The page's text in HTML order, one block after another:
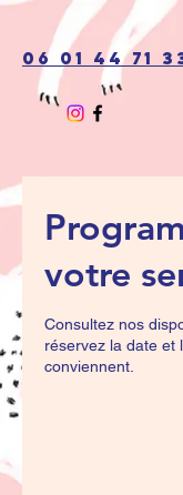
06 01 44 71
votre
Consultez nos
réservez la date et
conviennent.